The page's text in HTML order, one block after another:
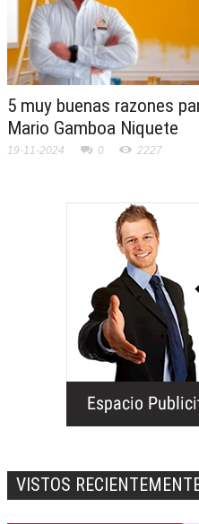
5 muy buenas razones
Mario Gamboa Niquete
19-11-2024 0 2227
VISTOS